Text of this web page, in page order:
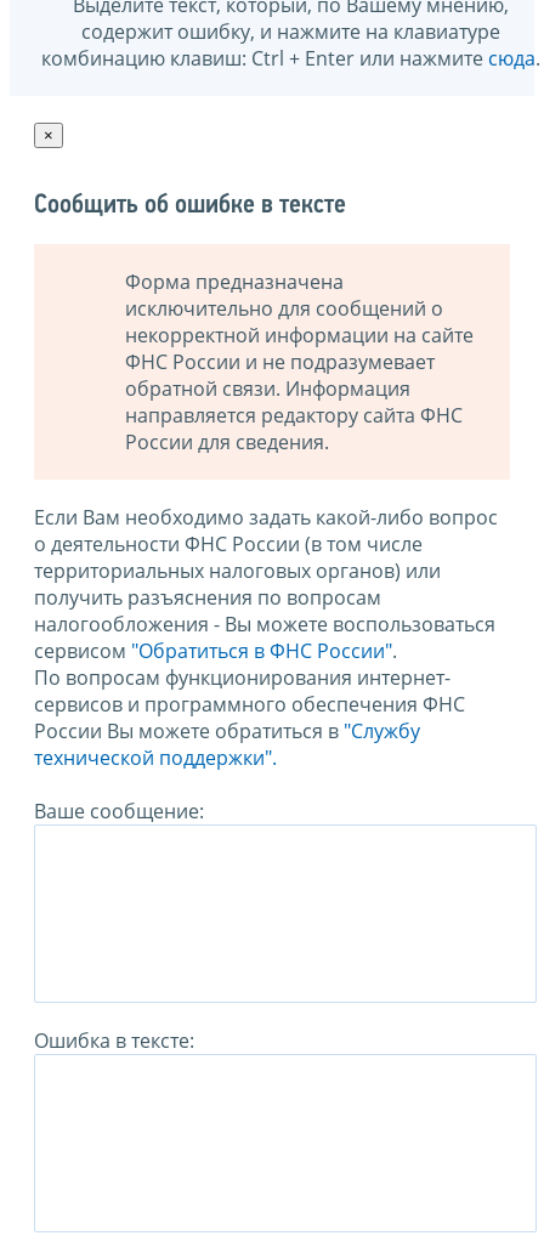
содержит ошибку, и нажмите на клавиатуре
комбинацию клавиш: Ctrl + Enter или нажмите сюда.
×
Сообщить об ошибке в тексте
Форма предназначена
исключительно для сообщений о
некорректной информации на сайте
ФНС России и не подразумевает
обратной связи. Информация
направляется редактору сайта ФНС
России для сведения.
Если Вам необходимо задать какой-либо вопрос
о деятельности ФНС России (в том числе
территориальных налоговых органов) или
получить разъяснения по вопросам
налогообложения - Вы можете воспользоваться
сервисом "Обратиться в ФНС России".
По вопросам функционирования интернет-
сервисов и программного обеспечения ФНС
России Вы можете обратиться в "Службу
технической поддержки".
Ваше сообщение:
Ошибка в тексте: